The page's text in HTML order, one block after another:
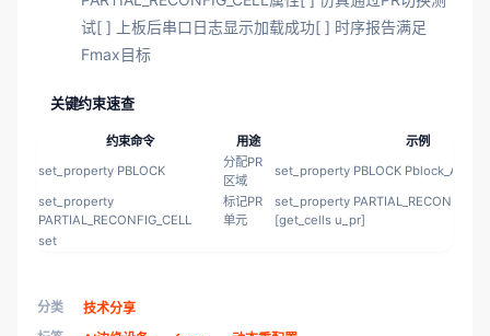
试[ ] 上板后串口日志显示加载成功[ ] 时序报告满足
Fmax目标
关键约束速查
约束命令 用途
示例
set_property PBLOCK
分配PR
区域
set_property PBLOCK Pblock_A
set_property
PARTIAL_RECONFIG_CELL
标记PR
单元
set_property
[get_cells u_pr]
set
分类
技术分享